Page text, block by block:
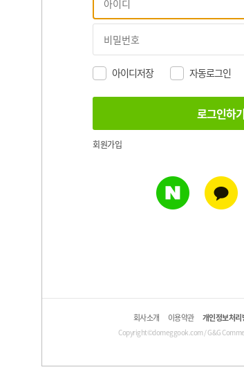
아이디저장 자동로그인
회원가입
회사소개 이용약관 개인정보처리
Copyright©domeggook.com / G&G